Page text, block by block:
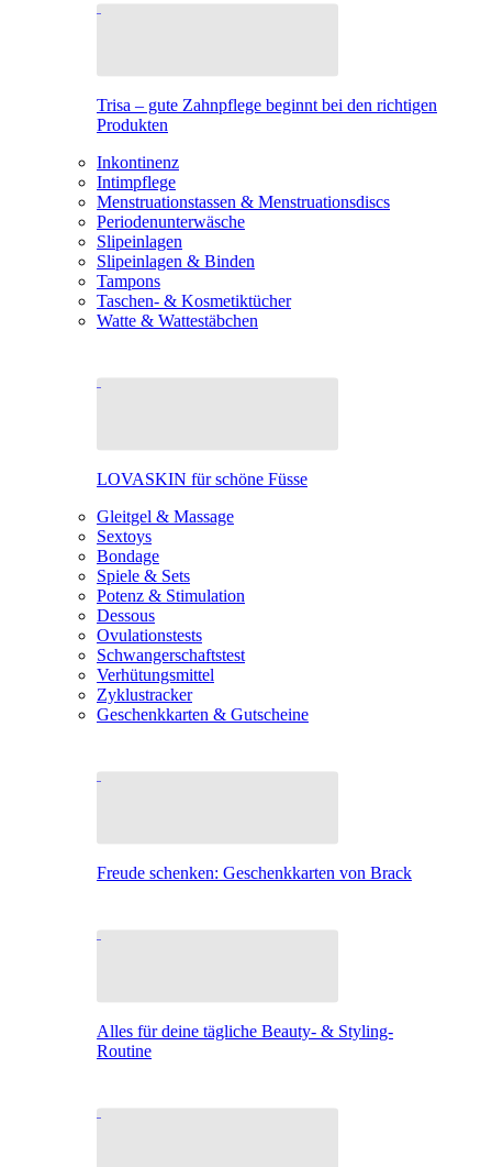
Trisa – gute Zahnpflege beginnt bei den richtigen
Produkten
Inkontinenz
Intimpflege
Menstruationstassen & Menstruationsdiscs
Periodenunterwäsche
Slipeinlagen
Slipeinlagen & Binden
Tampons
Taschen- & Kosmetiktücher
Watte & Wattestäbchen
LOVASKIN für schöne Füsse
Gleitgel & Massage
Sextoys
Bondage
Spiele & Sets
Potenz & Stimulation
Dessous
Ovulationstests
Schwangerschaftstest
Verhütungsmittel
Zyklustracker
Geschenkkarten & Gutscheine
Freude schenken: Geschenkkarten von Brack
Alles für deine tägliche Beauty- & Styling-
Routine